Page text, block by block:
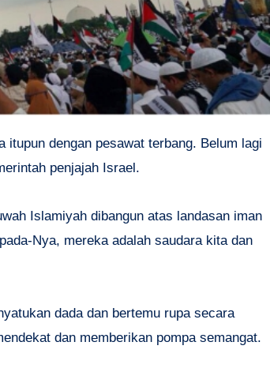
penjajah Israel.
Islamiyah dibangun atas landasan iman
Nya, mereka adalah saudara kita dan
dada dan bertemu rupa secara
dan memberikan pompa semangat.